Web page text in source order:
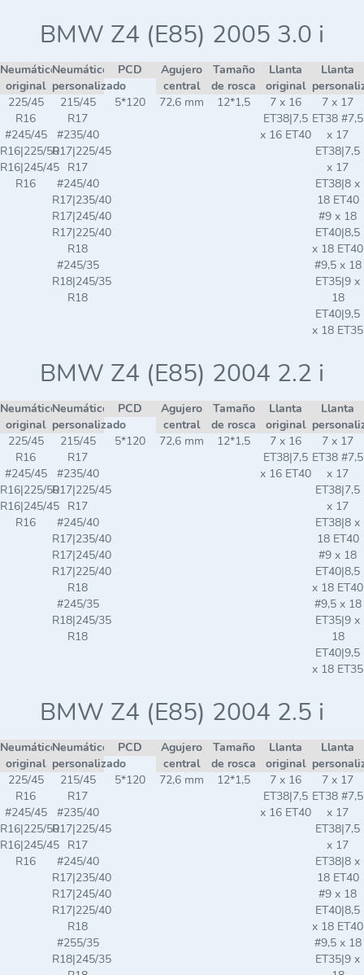
BMW Z4 (E85) 2005 3.0 i
Neumático
original
Neumático
personalizado
PCD
Agujero
central
Tamaño
de rosca
Llanta
original
Llanta
225/45
R16
#245/45
R16|225/50
R16|245/45
R16
215/45
R17
#235/40
R17|225/45
R17
#245/40
R17|235/40
R17|245/40
R17|225/40
R18
#245/35
R18|245/35
R18
5*120 72,6 mm 12*1,5
7 x 16
ET38|7,5
x 16 ET40
7 x 17
ET38 #7,5
x 17
ET38|7,5
x 17
ET38|8 x
18 ET40
#9 x 18
ET40|8,5
x 18 ET40
#9,5 x 18
ET35|9 x
18
ET40|9,5
x 18 ET35
BMW Z4 (E85) 2004 2.2 i
Neumático
original
Neumático
personalizado
PCD
Agujero
central
Tamaño
de rosca
Llanta
original
Llanta
225/45
R16
#245/45
R16|225/50
R16|245/45
R16
215/45
R17
#235/40
R17|225/45
R17
#245/40
R17|235/40
R17|245/40
R17|225/40
R18
#245/35
R18|245/35
R18
5*120 72,6 mm 12*1,5
7 x 16
ET38|7,5
x 16 ET40
7 x 17
ET38 #7,5
x 17
ET38|7,5
x 17
ET38|8 x
18 ET40
#9 x 18
ET40|8,5
x 18 ET40
#9,5 x 18
ET35|9 x
18
ET40|9,5
x 18 ET35
BMW Z4 (E85) 2004 2.5 i
Neumático
original
Neumático
personalizado
PCD
Agujero
central
Tamaño
de rosca
Llanta
original
Llanta
225/45
R16
#245/45
R16|225/50
R16|245/45
R16
215/45
R17
#235/40
R17|225/45
R17
#245/40
R17|235/40
R17|245/40
R17|225/40
R18
#255/35
R18|245/35
5*120 72,6 mm 12*1,5
7 x 16
ET38|7,5
x 16 ET40
7 x 17
ET38 #7,5
x 17
ET38|7,5
x 17
ET38|8 x
18 ET40
#9 x 18
ET40|8,5
x 18 ET40
#9,5 x 18
ET35|9 x